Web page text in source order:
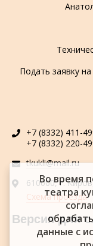
+7 (8332) 411-
+7 (8332) 220-
tkukli@mail.ru
610000, г.
Схема проезда
Версия для
Подать заявку
Во время
театра
данные с